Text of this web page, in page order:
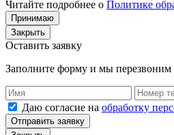
Читайте подробнее о Политике
Принимаю
Закрыть
Оставить заявку
Заполните форму и мы
Даю согласие на обработку
Отправить заявку